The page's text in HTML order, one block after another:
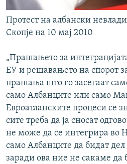
Протест на албански
Скопје на 10 мај 2010
„Прашањето за
ЕУ и решавањето на спорот
прашања што го засегаат
само Албанците или само
Евроатланските процеси се
сите треба да ја сносат
не може да се интегрира во
само Албанците да бидат
заради ова ние не сакаме